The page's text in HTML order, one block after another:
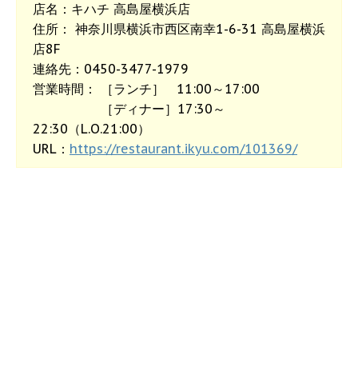
店名：キハチ 高島屋横浜店
住所： 神奈川 県横浜市西区南幸1-6-31 高島屋横浜
店8F
連絡先：0450-3477-1979
営業時間： ［ランチ］ 11:00～17:00
［ディナー］17:30～
22:30（L.O.21:00）
URL： https://restaurant.ikyu.com/101369/